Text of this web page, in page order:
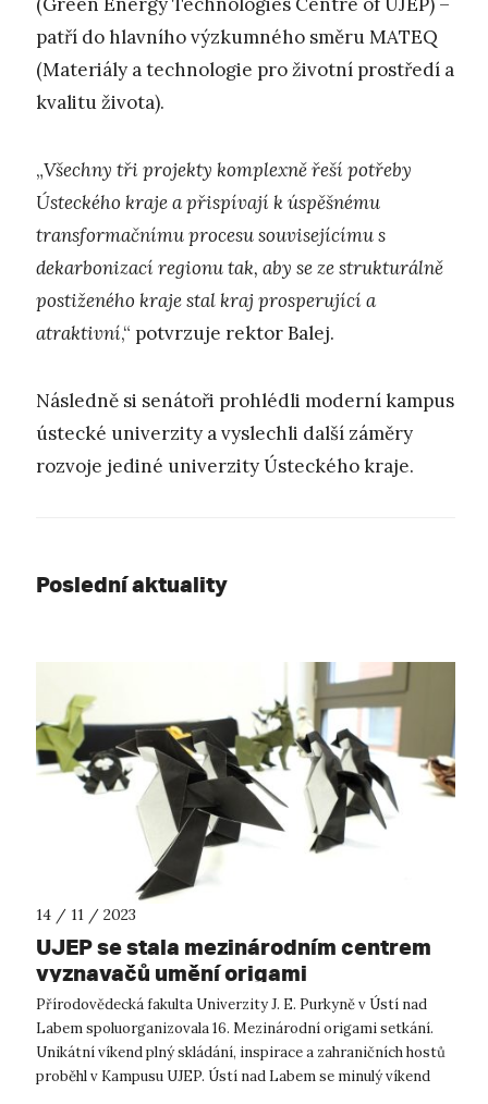
patří do hlavního výzkumného směru MATEQ
(Materiály a technologie pro životní prostředí a
kvalitu života).
„Všechny tři projekty komplexně řeší potřeby
Ústeckého kraje a přispívají k úspěšnému
transformačnímu procesu souvisejícímu s
dekarbonizací regionu tak, aby se ze strukturálně
postiženého kraje stal kraj prosperující a
atraktivní,“ potvrzuje rektor Balej.
Následně si senátoři prohlédli moderní kampus
ústecké univerzity a vyslechli další záměry
rozvoje jediné univerzity Ústeckého kraje.
Poslední aktuality
14 / 11 / 2023
UJEP se stala mezinárodním centrem
vyznavačů umění origami
Přírodovědecká fakulta Univerzity J. E. Purkyně v Ústí nad
Labem spoluorganizovala 16. Mezinárodní origami setkání.
Unikátní víkend plný skládání, inspirace a zahraničních hostů
proběhl v Kampusu UJEP. Ústí nad Labem se minulý víkend